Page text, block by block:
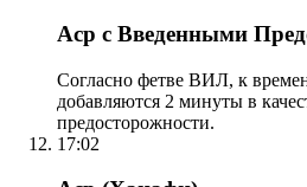
Аср с Введенными
Согласно фетве ВИЛ, к
добавляются 2 минуты в
предосторожности.
17:02